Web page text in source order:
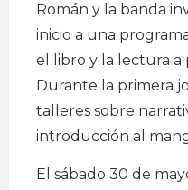
Román y la banda
inicio a una
el libro y la lectura a
Durante la primera
talleres sobre
introducción al
El sábado 30 de